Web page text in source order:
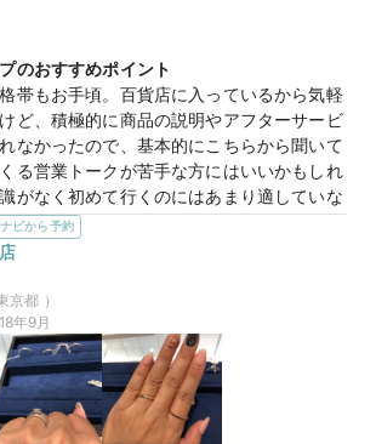
のおすすめポイント
帯もお手頃。百貨店に入っているから気軽
ど、積極的に商品の説明やアフターサービ
なかったので、基本的にこちらから聞いて
る営業トークが苦手な方にはいいかもしれ
がなく初めて行くのにはあまり適していな
った理由
ンのため、シンプルなデザインのものとは
ア感があるように思いました。ダイヤも派
度によってはしっかりと輝きを放つデザイ
ても飽きがこなさそうだなぁと思いまし
特典
ビから予約
京都 ）
年9月